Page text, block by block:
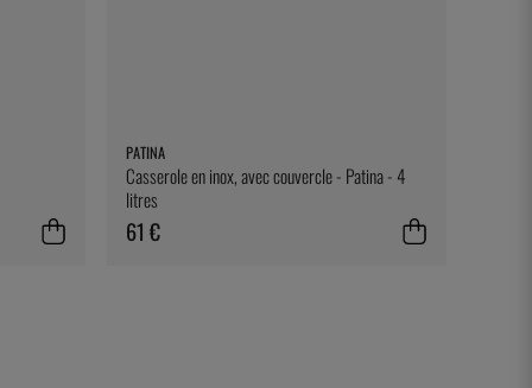
PATINA
Casserole en inox, avec couvercle - Patina - 4
litres
61 €